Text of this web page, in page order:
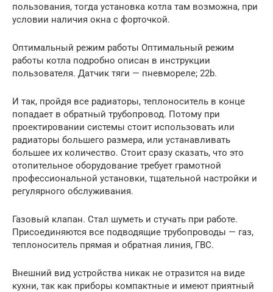
пользования, тогда установка котла там возможна, при
условии наличия окна с форточкой.
Оптимальный режим работы Оптимальный режим
работы котла подробно описан в инструкции
пользователя. Датчик тяги — пневмореле; 22b.
И так, пройдя все радиаторы, теплоноситель в конце
попадает в обратный трубопровод. Потому при
проектировании системы стоит использовать или
радиаторы большего размера, или устанавливать
большее их количество. Стоит сразу сказать, что это
отопительное оборудование требует грамотной
профессиональной установки, тщательной настройки и
регулярного обслуживания.
Газовый клапан. Стал шуметь и стучать при работе.
Присоединяются все подводящие трубопроводы — газ,
теплоноситель прямая и обратная линия, ГВС.
Внешний вид устройства никак не отразится на виде
кухни, так как приборы компактные и имеют приятный